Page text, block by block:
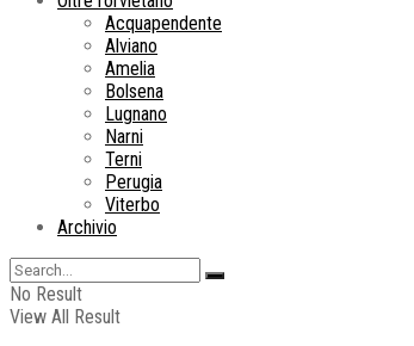
Acquapendente
Alviano
Amelia
Bolsena
Lugnano
Narni
Terni
Perugia
Viterbo
Archivio
No Result
View All Result